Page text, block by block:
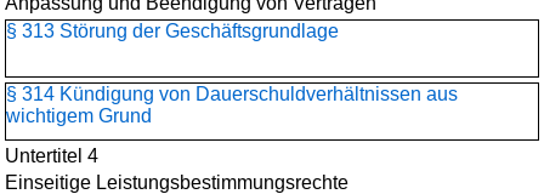
§ 313 Störung der Geschäftsgrundlage
§ 314 Kündigung von Dauerschuldverhältnissen aus
wichtigem Grund
Untertitel 4
Einseitige Leistungsbestimmungsrechte